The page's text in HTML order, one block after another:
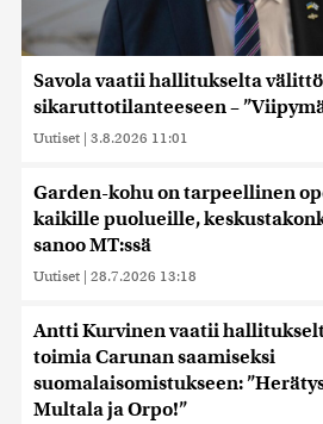
Savola vaatii hallitukselta
sikaruttotilanteeseen –
Uutiset | 3.8.2026 11:01
Garden-kohu on tarpeellinen
kaikille puolueille,
sanoo MT:ssä
Uutiset | 28.7.2026 13:18
Antti Kurvinen vaatii
toimia Carunan saamiseksi
suomalaisomistukseen:
Multala ja Orpo!”